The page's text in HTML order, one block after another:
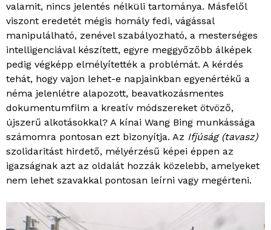
valamit, nincs jelentés nélküli tartománya. Másfelől
viszont eredetét mégis homály fedi, vágással
manipulálható, zenével szabályozható, a mesterséges
intelligenciával készített, egyre meggyőzőbb álképek
pedig végképp elmélyítették a problémát. A kérdés
tehát, hogy vajon lehet-e napjainkban egyenértékű a
néma jelenlétre alapozott, beavatkozásmentes
dokumentumfilm a kreatív módszereket ötvöző,
újszerű alkotásokkal? A kínai Wang Bing munkássága
számomra pontosan ezt bizonyítja. Az Ifjúság (tavasz)
szolidaritást hirdető, mélyérzésű képei éppen az
igazságnak azt az oldalát hozzák közelebb, amelyeket
nem lehet szavakkal pontosan leírni vagy megérteni.